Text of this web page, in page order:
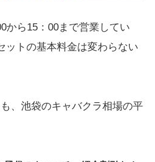
から15：00まで営業してい
ットの基本料金は変わらない
、池袋のキャバクラ相場の平